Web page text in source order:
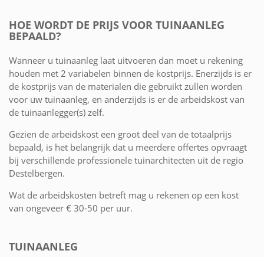
HOE WORDT DE PRIJS VOOR TUINAANLEG
BEPAALD?
Wanneer u tuinaanleg laat uitvoeren dan moet u rekening
houden met 2 variabelen binnen de kostprijs. Enerzijds is er
de kostprijs van de materialen die gebruikt zullen worden
voor uw tuinaanleg, en anderzijds is er de arbeidskost van
de tuinaanlegger(s) zelf.
Gezien de arbeidskost een groot deel van de totaalprijs
bepaald, is het belangrijk dat u meerdere offertes opvraagt
bij verschillende professionele tuinarchitecten uit de regio
Destelbergen.
Wat de arbeidskosten betreft mag u rekenen op een kost
van ongeveer € 30-50 per uur.
TUINAANLEG